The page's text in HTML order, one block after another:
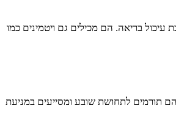
בריאה. הם מכילים גם ויטמינים כמו
תורמים לתחושת שובע ומסייעים במניעת